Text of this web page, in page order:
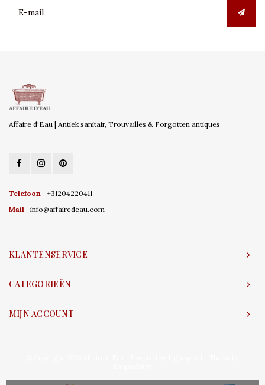
Affaire d'Eau | Antiek sanitair, Trouvailles & Forgotten antiques
Telefoon
+31204220411
Mail
info@affairedeau.com
KLANTENSERVICE
CATEGORIEËN
MIJN ACCOUNT